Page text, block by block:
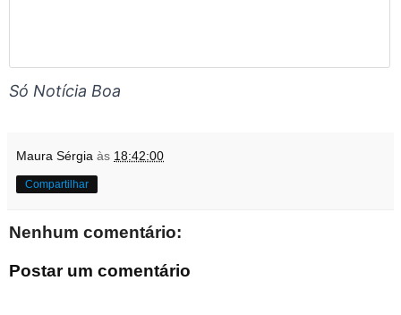
Só Notícia Boa
Maura Sérgia às 18:42:00
Compartilhar
Nenhum comentário:
Postar um comentário